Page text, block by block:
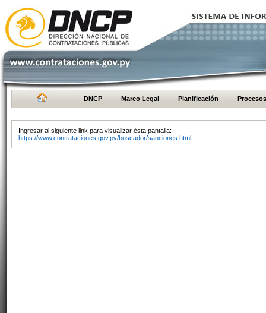
DNCP Marco Legal Planificación Procesos
Ingresar al siguiente link para visualizar ésta pantalla:
https://www.contrataciones.gov.py/buscador/sanciones.html